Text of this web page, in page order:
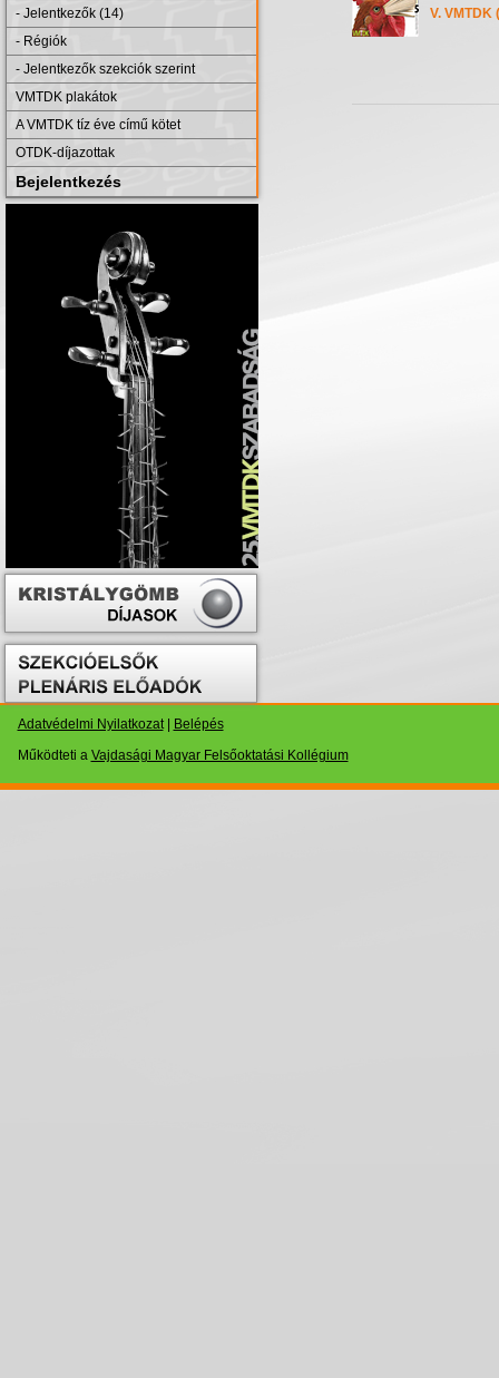
- Jelentkezők (14)
- Régiók
- Jelentkezők szekciók szerint
VMTDK plakátok
A VMTDK tíz éve című kötet
OTDK-díjazottak
Bejelentkezés
V. VMTDK
Adatvédelmi Nyilatkozat|
Belépés
Működteti a Vajdasági Magyar Felsőoktatási Kollégium